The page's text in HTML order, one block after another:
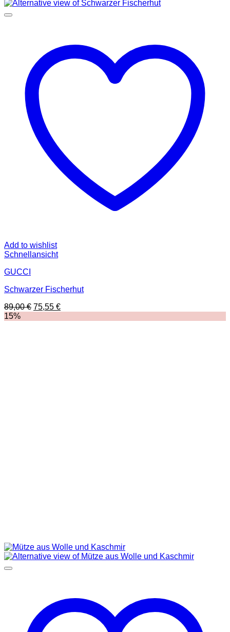
Add to wishlist
Schnellansicht
GUCCI
Schwarzer Fischerhut
89,00€ Ursprünglicher
75,55 €Aktueller
15%